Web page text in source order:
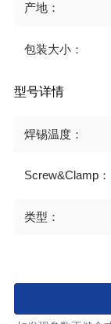
产地：
包装大小：
型号详情
焊锡温度：
Screw&Clamp：
类型：